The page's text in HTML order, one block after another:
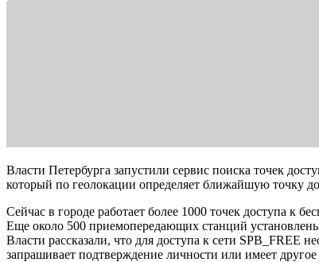
Власти Петербурга запустили сервис поиска точек
который по геолокации определяет ближайшую точку
Сейчас в городе работает более 1000 точек доступа к
Еще около 500 приемопередающих станций
Власти рассказали, что для доступа к сети SPB_FREE
запрашивает подтверждение личности или имеет